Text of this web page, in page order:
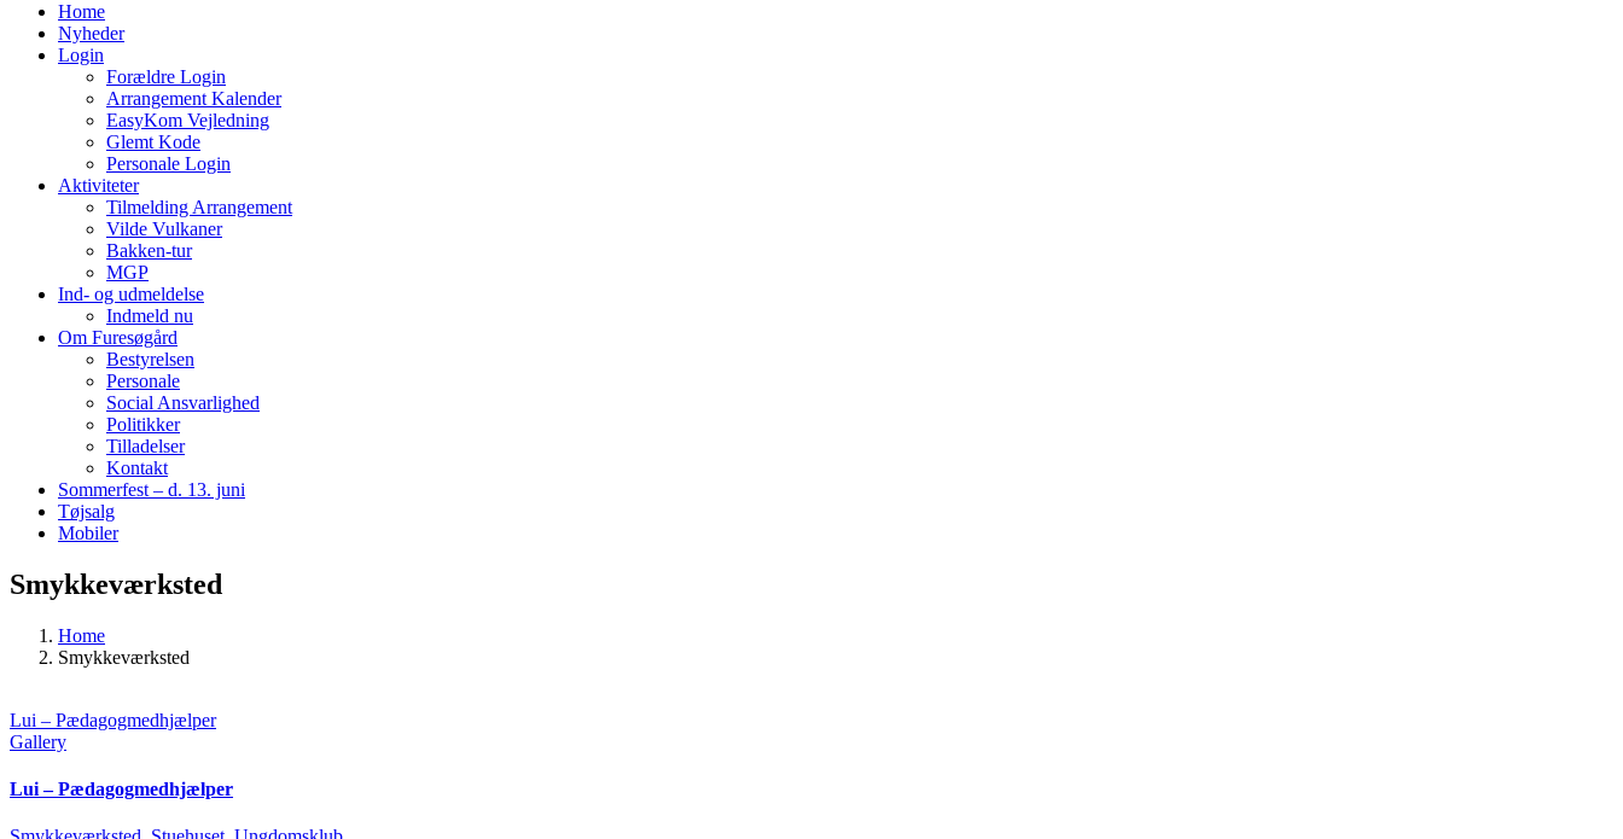
Home
Nyheder
Login
Forældre Login
Arrangement Kalender
EasyKom Vejledning
Glemt Kode
Personale Login
Aktiviteter
Tilmelding Arrangement
Vilde Vulkaner
Bakken-tur
MGP
Ind- og udmeldelse
Indmeld nu
Om Furesøgård
Bestyrelsen
Personale
Social Ansvarlighed
Politikker
Tilladelser
Kontakt
Sommerfest – d. 13. juni
Tøjsalg
Mobiler
Smykkeværksted
Home
Smykkeværksted
Lui – Pædagogmedhjælper
Gallery
Lui – Pædagogmedhjælper